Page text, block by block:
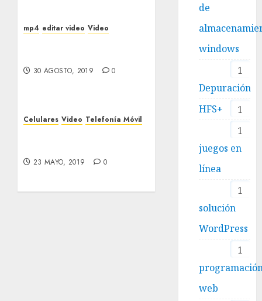
mp4 editar video Video
30 AGOSTO, 2019 0
Celulares Video Telefonía Móvil
23 MAYO, 2019 0
de
windows
1
Depuración
1
HFS+
1
juegos en
línea
1
solución
WordPress
1
web